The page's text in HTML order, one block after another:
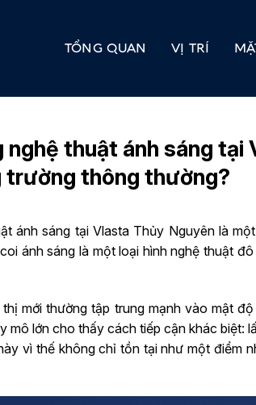
TỔNG QUAN VỊ TRÍ
nghệ thuật ánh sáng
trường thông thường?
ánh sáng tại Vlasta Thủy Nguyên là
ánh sáng là một loại hình nghệ thuật
mới thường tập trung mạnh vào mật
mô lớn cho thấy cách tiếp cận khác
vì thế không chỉ tồn tại như một điểm